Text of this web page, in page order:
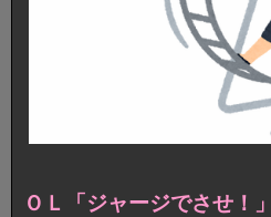
ＯＬ「ジャージでさせ